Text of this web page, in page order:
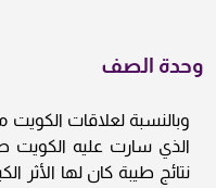
وحدة الصف
وبالنسبة لعلاقات
الذي سارت عليه الكويت
نتائج طيبة كان لها الأثر